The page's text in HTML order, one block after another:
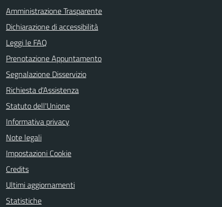
Amministrazione Trasparente
Dichiarazione di accessibilità
Leggi le FAQ
Prenotazione Appuntamento
Segnalazione Disservizio
Richiesta d'Assistenza
Statuto dell'Unione
Informativa privacy
Note legali
Impostazioni Cookie
Credits
Ultimi aggiornamenti
Statistiche